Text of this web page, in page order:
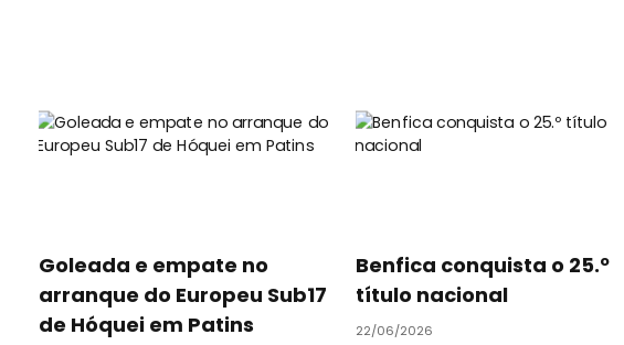
Goleada e empate no
arranque do Europeu Sub17
de Hóquei em Patins
Benfica conquista o 25.º
título nacional
22/06/2026